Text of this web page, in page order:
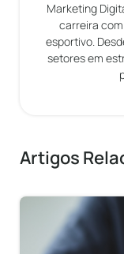
Marketing
carreira
esportivo.
setores em
Artigos